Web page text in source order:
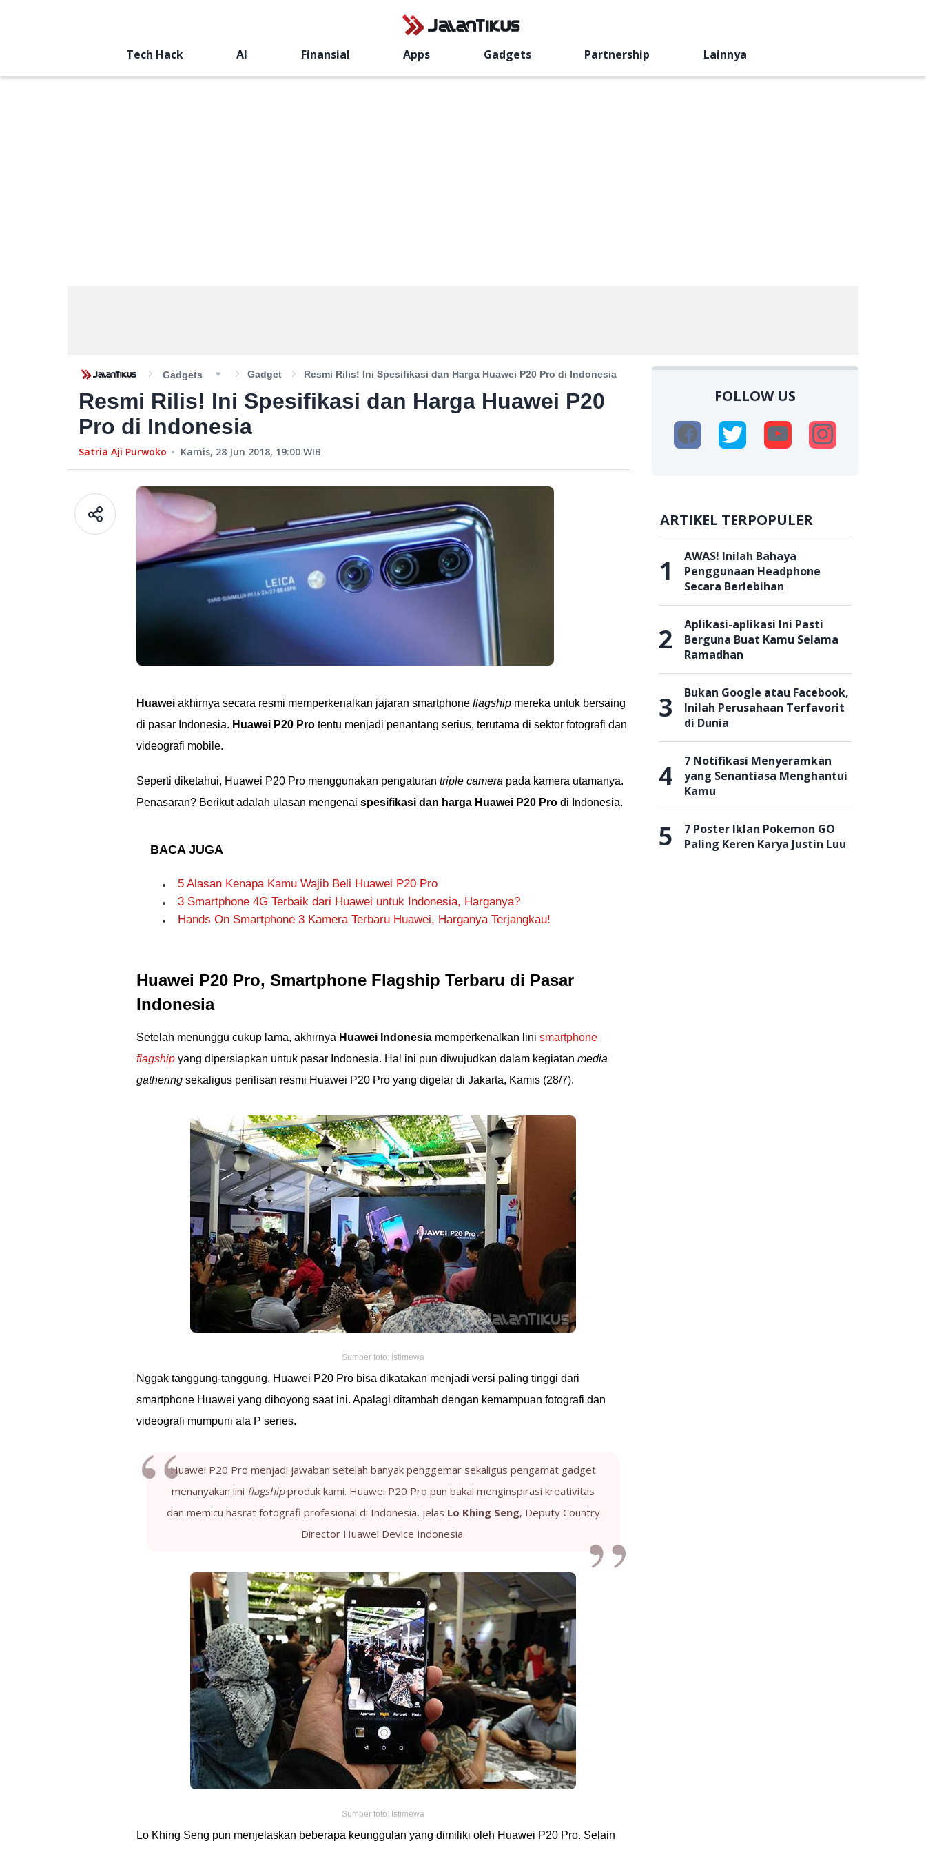
Tech Hack AI Finansial Apps Gadgets Partnership Lainnya
Gadgets Gadget Resmi Rilis! Ini Spesifikasi dan Harga Huawei P20 Pro di Indonesia
Resmi Rilis! Ini Spesifikasi dan Harga Huawei P20
Pro di Indonesia
Satria Aji Purwoko Kamis, 28 Jun 2018, 19:00 WIB
Huawei akhirnya secara resmi memperkenalkan jajaran smartphone flagship mereka untuk bersaing
di pasar Indonesia. Huawei P20 Pro tentu menjadi penantang serius, terutama di sektor fotografi dan
videografi mobile.
Seperti diketahui, Huawei P20 Pro menggunakan pengaturan triple camera pada kamera utamanya.
Penasaran? Berikut adalah ulasan mengenai spesifikasi dan harga Huawei P20 Pro di Indonesia.
BACA JUGA
5 Alasan Kenapa Kamu Wajib Beli Huawei P20 Pro
3 Smartphone 4G Terbaik dari Huawei untuk Indonesia, Harganya?
Hands On Smartphone 3 Kamera Terbaru Huawei, Harganya Terjangkau!
Huawei P20 Pro, Smartphone Flagship Terbaru di Pasar
Indonesia
Setelah menunggu cukup lama, akhirnya Huawei Indonesia memperkenalkan lini smartphone
flagship yang dipersiapkan untuk pasar Indonesia. Hal ini pun diwujudkan dalam kegiatan media
gathering sekaligus perilisan resmi Huawei P20 Pro yang digelar di Jakarta, Kamis (28/7).
Sumber foto: Istimewa
Nggak tanggung-tanggung, Huawei P20 Pro bisa dikatakan menjadi versi paling tinggi dari
smartphone Huawei yang diboyong saat ini. Apalagi ditambah dengan kemampuan fotografi dan
videografi mumpuni ala P series.
Huawei P20 Pro menjadi jawaban setelah banyak penggemar sekaligus pengamat gadget
menanyakan lini flagshipproduk kami. Huawei P20 Pro pun bakal menginspirasi kreativitas
dan memicu hasrat fotografi profesional di Indonesia, jelas Lo Khing Seng, Deputy Country
Director Huawei Device Indonesia.
Sumber foto: Istimewa
Lo Khing Seng pun menjelaskan beberapa keunggulan yang dimiliki oleh Huawei P20 Pro. Selain
FOLLOW US
ARTIKEL TERPOPULER
1
AWAS! Inilah Bahaya
Penggunaan Headphone
Secara Berlebihan
2
Aplikasi-aplikasi Ini Pasti
Berguna Buat Kamu Selama
Ramadhan
3
Bukan Google atau Facebook,
Inilah Perusahaan Terfavorit
di Dunia
4
7 Notifikasi Menyeramkan
yang Senantiasa Menghantui
Kamu
5
7 Poster Iklan Pokemon GO
Paling Keren Karya Justin Luu